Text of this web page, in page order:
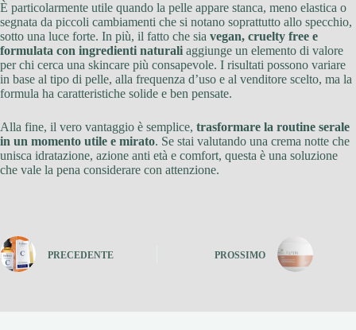
È particolarmente utile quando la pelle appare stanca, meno elastica o
segnata da piccoli cambiamenti che si notano soprattutto allo specchio,
sotto una luce forte. In più, il fatto che sia vegan, cruelty free e
formulata con ingredienti naturali aggiunge un elemento di valore
per chi cerca una skincare più consapevole. I risultati possono variare
in base al tipo di pelle, alla frequenza d’uso e al venditore scelto, ma la
formula ha caratteristiche solide e ben pensate.
Alla fine, il vero vantaggio è semplice, trasformare la routine serale
in un momento utile e mirato. Se stai valutando una crema notte che
unisca idratazione, azione anti età e comfort, questa è una soluzione
che vale la pena considerare con attenzione.
PRECEDENTE PROSSIMO